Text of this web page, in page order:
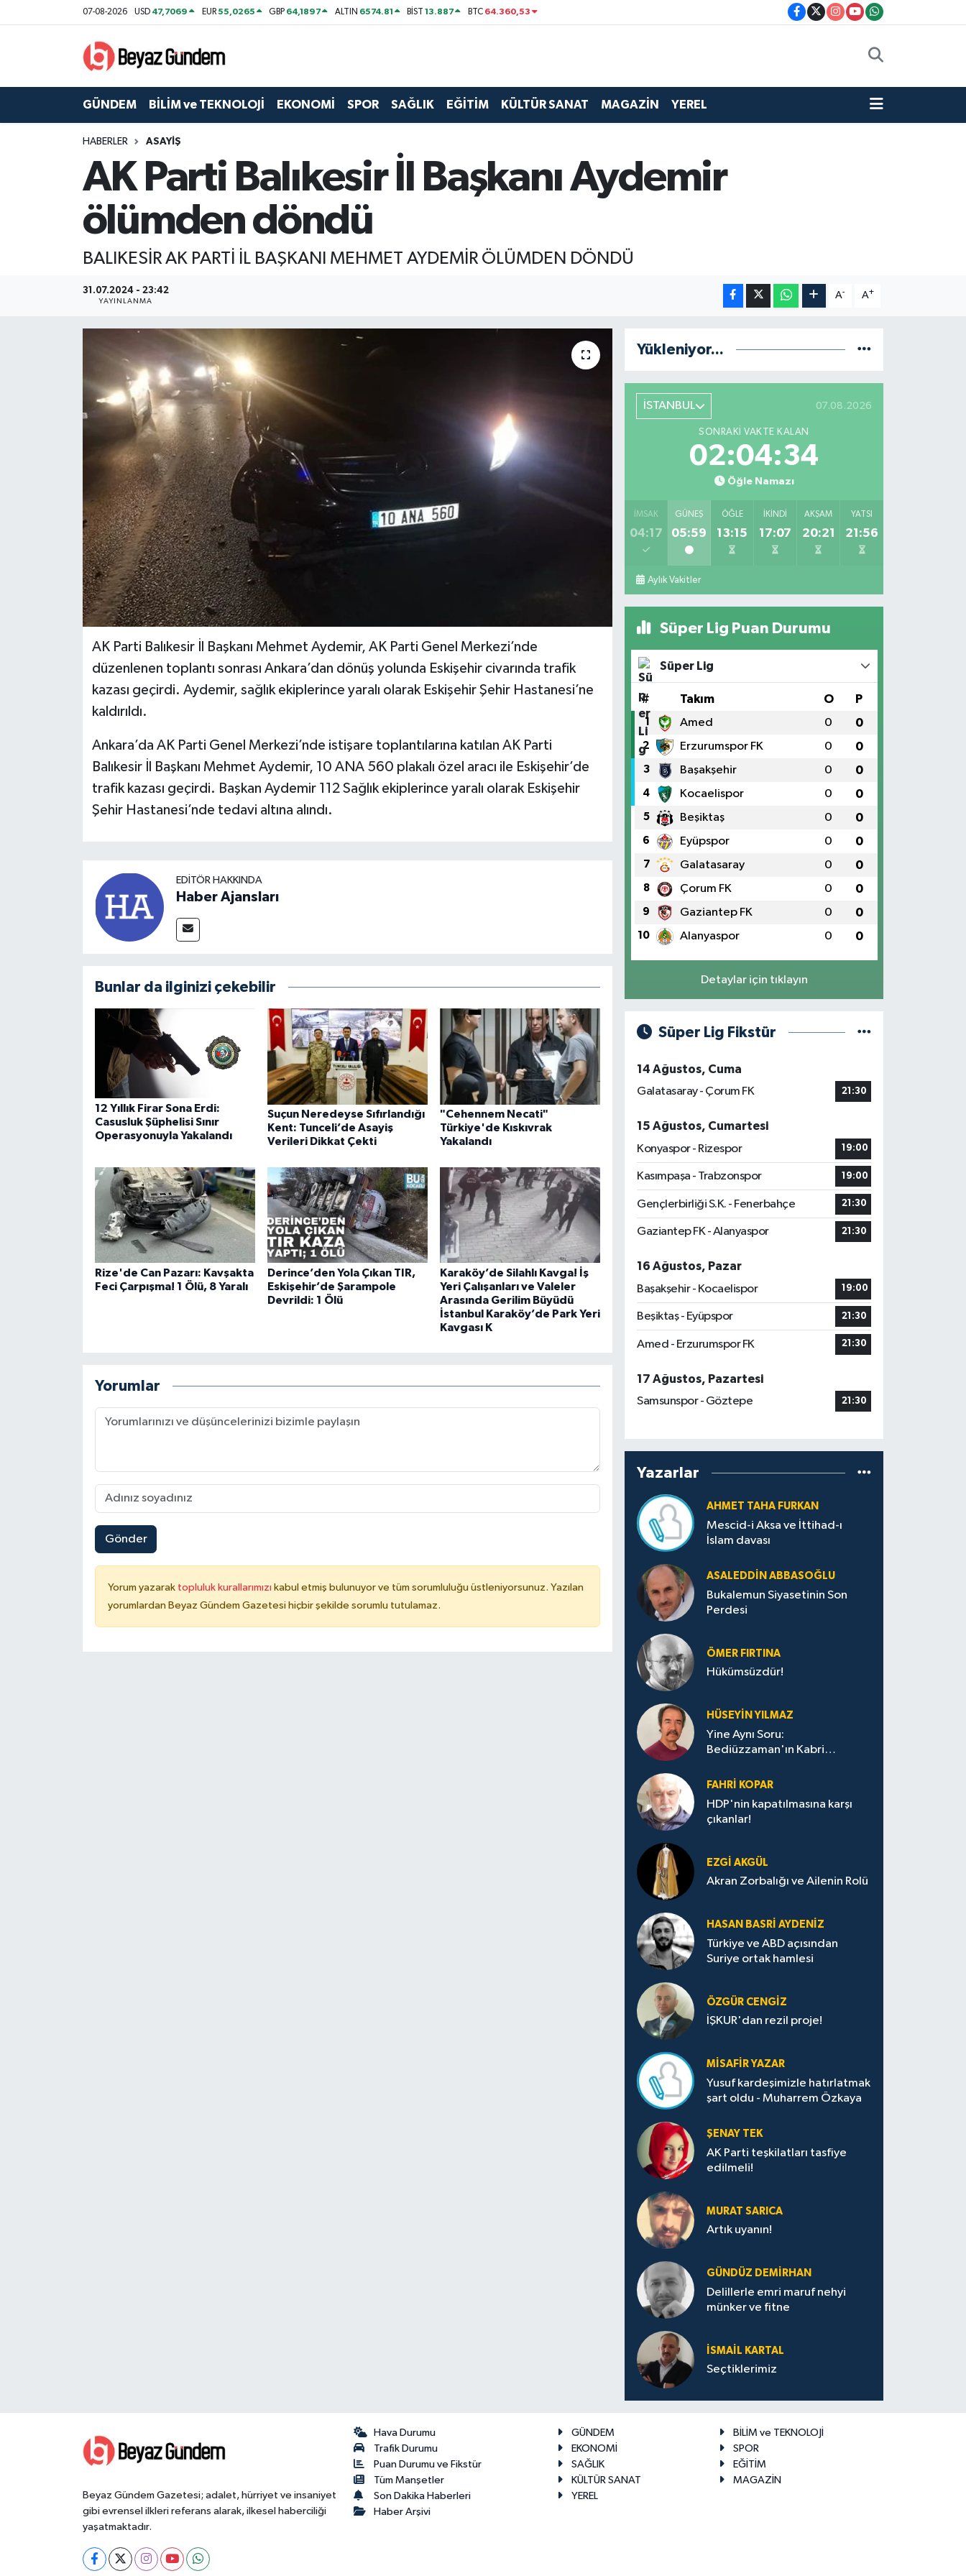
07-08-2026 USD 47,7069 EUR55,0265 GBP 64,1897 ALTIN 6574.81 BİST13.887 BTC 64.360,53
GÜNDEM BİLİM ve TEKNOLOJİ EKONOMİ SPOR SAĞLIK EĞİTİM KÜLTÜR SANAT MAGAZİN YEREL
HABERLER ASAYİŞ
AK Parti Balıkesir İl Başkanı Aydemir
ölümden döndü
BALIKESİR AK PARTİ İL BAŞKANI MEHMET AYDEMİR ÖLÜMDEN DÖNDÜ
31.07.2024 - 23:42
YAYINLANMA
A- A+
AK Parti Balıkesir İl Başkanı Mehmet Aydemir, AK Parti Genel Merkezi’nde
düzenlenen toplantı sonrası Ankara’dan dönüş yolunda Eskişehir civarında trafik
kazası geçirdi. Aydemir, sağlık ekiplerince yaralı olarak Eskişehir Şehir Hastanesi’ne
kaldırıldı.
Ankara’da AK Parti Genel Merkezi’nde istişare toplantılarına katılan AK Parti
Balıkesir İl Başkanı Mehmet Aydemir, 10 ANA 560 plakalı özel aracı ile Eskişehir’de
trafik kazası geçirdi. Başkan Aydemir 112 Sağlık ekiplerince yaralı olarak Eskişehir
Şehir Hastanesi’nde tedavi altına alındı.
EDITÖR HAKKINDA
Haber Ajansları
Bunlar da ilginizi çekebilir
12 Yıllık Firar Sona Erdi:
Casusluk Şüphelisi Sınır
Operasyonuyla Yakalandı
Suçun Neredeyse Sıfırlandığı
Kent: Tunceli’de Asayiş
Verileri Dikkat Çekti
"Cehennem Necati"
Türkiye'de Kıskıvrak
Yakalandı
Rize'de Can Pazarı: Kavşakta
Feci Çarpışma! 1 Ölü, 8 Yaralı
Derince’den Yola Çıkan TIR,
Eskişehir’de Şarampole
Devrildi: 1 Ölü
Karaköy’de Silahlı Kavga! İş
Yeri Çalışanları ve Valeler
Arasında Gerilim Büyüdü
İstanbul Karaköy’de Park Yeri
Kavgası K
Yorumlar
Gönder
Yorum yazarak topluluk kurallarımızı kabul etmiş bulunuyor ve tüm sorumluluğu üstleniyorsunuz. Yazılan
yorumlardan Beyaz Gündem Gazetesi hiçbir şekilde sorumlu tutulamaz.
Yükleniyor...
İSTANBUL 07.08.2026
SONRAKI VAKTE KALAN
02:04:33
Öğle Namazı
İMSAK
04:17
GÜNEŞ
05:59
ÖĞLE
13:15
İKINDI
17:07
AKŞAM
20:21
YATSI
21:56
Aylık Vakitler
Süper Lig Puan Durumu
Süper Lig
# Takım O P
1 Amed 0 0
2 Erzurumspor FK 0 0
3 Başakşehir 0 0
4 Kocaelispor 0 0
5 Beşiktaş 0 0
6 Eyüpspor 0 0
7 Galatasaray 0 0
8 Çorum FK 0 0
9 Gaziantep FK 0 0
10 Alanyaspor 0 0
Detaylar için tıklayın
Süper Lig Fikstür
14 Ağustos, Cuma
Galatasaray - Çorum FK
21:30
15 Ağustos, Cumartesi
Konyaspor - Rizespor
19:00
Kasımpaşa - Trabzonspor 19:00
Gençlerbirliği S.K. - Fenerbahçe 21:30
Gaziantep FK - Alanyaspor 21:30
16 Ağustos, Pazar
Başakşehir - Kocaelispor
19:00
Beşiktaş - Eyüpspor 21:30
Amed - Erzurumspor FK 21:30
17 Ağustos, Pazartesi
Samsunspor - Göztepe
21:30
Yazarlar
AHMET TAHA FURKAN
Mescid-i Aksa ve İttihad-ı
İslam davası
ASALEDDIN ABBASOĞLU
Bukalemun Siyasetinin Son
Perdesi
ÖMER FIRTINA
Hükümsüzdür!
HÜSEYIN YILMAZ
Yine Aynı Soru:
Bediüzzaman'ın Kabri
FAHRI KOPAR
HDP'nin kapatılmasına karşı
çıkanlar!
EZGI AKGÜL
Akran Zorbalığı ve Ailenin Rolü
HASAN BASRI AYDENIZ
Türkiye ve ABD açısından
Suriye ortak hamlesi
ÖZGÜR CENGIZ
İŞKUR'dan rezil proje!
MISAFIR YAZAR
Yusuf kardeşimizle hatırlatmak
şart oldu - Muharrem Özkaya
ŞENAY TEK
AK Parti teşkilatları tasfiye
edilmeli!
MURAT SARICA
Artık uyanın!
GÜNDÜZ DEMIRHAN
Delillerle emri maruf nehyi
münker ve fitne
İSMAIL KARTAL
Seçtiklerimiz
Beyaz Gündem Gazetesi; adalet, hürriyet ve insaniyet
gibi evrensel ilkleri referans alarak, ilkesel haberciliği
yaşatmaktadır.
Hava Durumu
Trafik Durumu
Puan Durumu ve Fikstür
Tüm Manşetler
Son Dakika Haberleri
Haber Arşivi
GÜNDEM
BİLİM ve TEKNOLOJİ
EKONOMİ
SPOR
SAĞLIK
EĞİTİM
KÜLTÜR SANAT
MAGAZİN
YEREL
GÜNDEM
BİLİM ve TEKNOLOJİ
Hava Durumu
Trafik Durumu
Tüm Manşetler
Haber Arşivi